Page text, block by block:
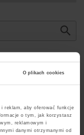
O plikach cookies
reklam, aby oferować funkcje
o tym, jak korzystasz
reklamowym i
danymi otrzymanymi od